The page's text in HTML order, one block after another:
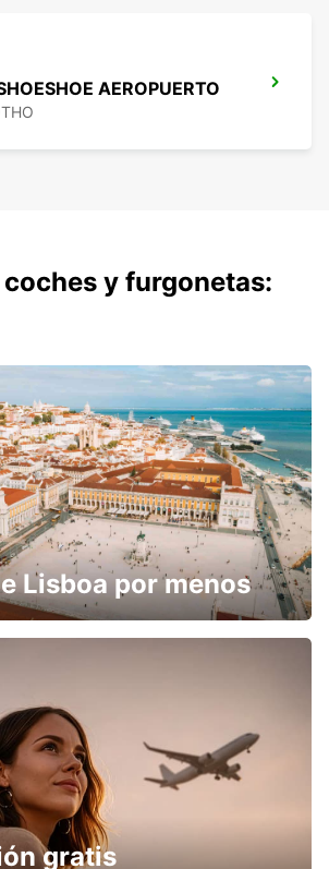
AEROPUERTO
y furgonetas:
Lisboa por menos
gratis